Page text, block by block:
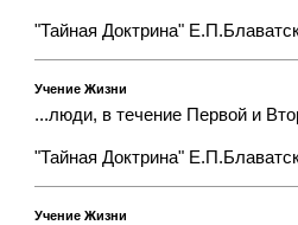
"Тайная Доктрина"
Учение Жизни
...люди, в течение Первой и
"Тайная Доктрина"
Учение Жизни